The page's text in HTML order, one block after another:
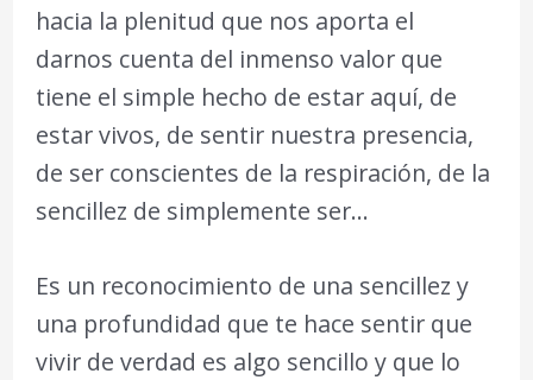
hacia la plenitud que nos aporta el
darnos cuenta del inmenso valor que
tiene el simple hecho de estar aquí, de
estar vivos, de sentir nuestra presencia,
de ser conscientes de la respiración, de la
sencillez de simplemente ser…
Es un reconocimiento de una sencillez y
una profundidad que te hace sentir que
vivir de verdad es algo sencillo y que lo